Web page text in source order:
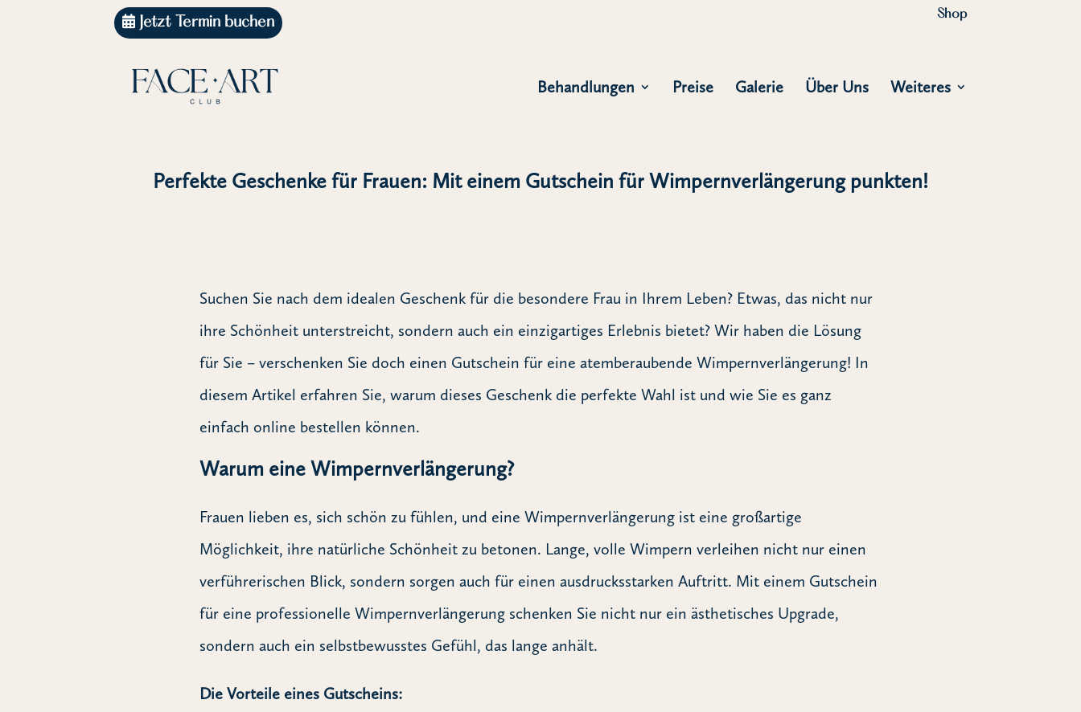
Jetzt Termin buchen
Shop
Behandlungen Preise Galerie Über Uns Weiteres
Perfekte Geschenke für Frauen: Mit einem Gutschein für Wimpernverlängerung punkten!
Suchen Sie nach dem idealen Geschenk für die besondere Frau in Ihrem Leben? Etwas, das nicht nur
ihre Schönheit unterstreicht, sondern auch ein einzigartiges Erlebnis bietet? Wir haben die Lösung
für Sie – verschenken Sie doch einen Gutschein für eine atemberaubende Wimpernverlängerung! In
diesem Artikel erfahren Sie, warum dieses Geschenk die perfekte Wahl ist und wie Sie es ganz
einfach online bestellen können.
Warum eine Wimpernverlängerung?
Frauen lieben es, sich schön zu fühlen, und eine Wimpernverlängerung ist eine großartige
Möglichkeit, ihre natürliche Schönheit zu betonen. Lange, volle Wimpern verleihen nicht nur einen
verführerischen Blick, sondern sorgen auch für einen ausdrucksstarken Auftritt. Mit einem Gutschein
für eine professionelle Wimpernverlängerung schenken Sie nicht nur ein ästhetisches Upgrade,
sondern auch ein selbstbewusstes Gefühl, das lange anhält.
Die Vorteile eines Gutscheins: